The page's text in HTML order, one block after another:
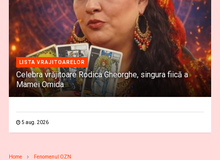
LISTA VRAJITOARELOR
Celebra vrăjitoare Rodica Gheorghe, singura fiică a
Mamei Omida
5 aug. 2026
Home Fenomenul OZN